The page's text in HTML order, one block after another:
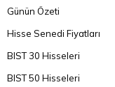
Günün Özeti
Hisse Senedi Fiyatları
BIST 30 Hisseleri
BIST 50 Hisseleri